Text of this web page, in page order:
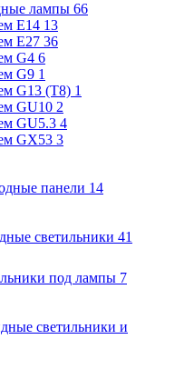
лампы 66
E14 13
E27 36
G4 6
G9 1
G13 (Т8) 1
GU10 2
GU5.3 4
GX53 3
панели 14
светильники 41
под лампы 7
светильники и